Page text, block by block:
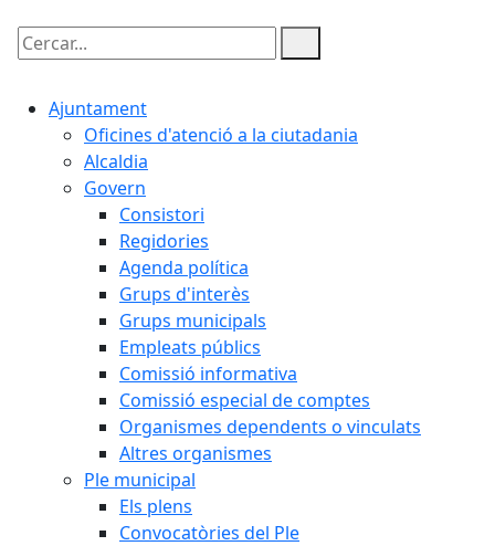
Cercar:
Ajuntament
Oficines d'atenció a la ciutadania
Alcaldia
Govern
Consistori
Regidories
Agenda política
Grups d'interès
Grups municipals
Empleats públics
Comissió informativa
Comissió especial de comptes
Organismes dependents o vinculats
Altres organismes
Ple municipal
Els plens
Convocatòries del Ple